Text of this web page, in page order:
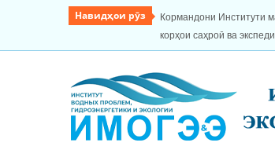
Навидҳои рӯз
Кормандони Институти
корҳои саҳроӣ ва